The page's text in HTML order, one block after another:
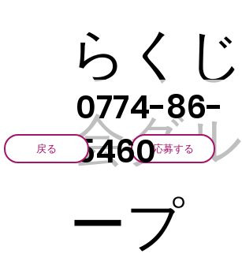
らくじ
会グル
ープ
応募する
0774-86-
5460
戻る